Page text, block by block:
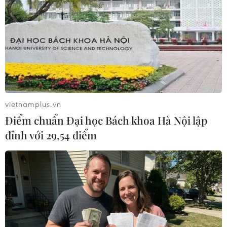
Theo dõi VietnamPlus
TIN LIÊN QUAN
vietnamplus.vn
Điểm chuẩn Đại học Bách khoa Hà Nội lập
đỉnh với 29,54 điểm